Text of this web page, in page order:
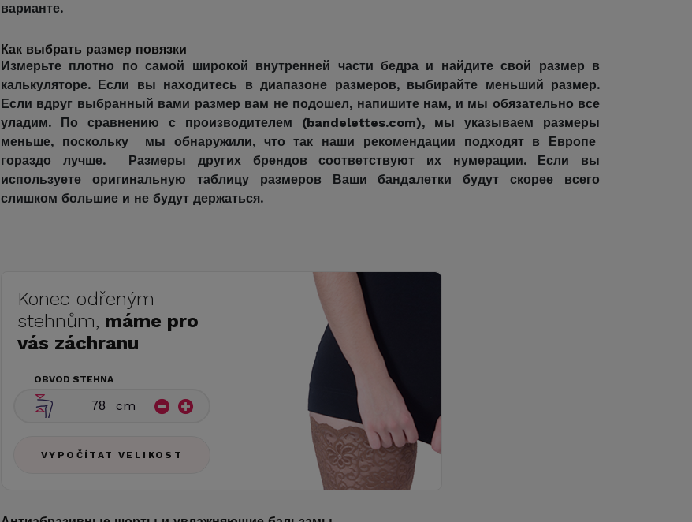
варианте.
Как выбрать размер повязки
Измерьте плотно по самой широкой внутренней части бедра и найдите свой размер в
калькуляторе. Если вы находитесь в диапазоне размеров, выбирайте меньший размер.
Если вдруг выбранный вами размер вам не подошел, напишите нам, и мы обязательно все
уладим. По сравнению с производителем (bandelettes.com), мы указываем размеры
меньше, поскольку мы обнаружили, что так наши рекомендации подходят в Европе
гораздо лучше. Размеры других брендов соответствуют их нумерации. Если вы
используете оригинальную таблицу размеров Ваши бандaлетки будут скорее всего
слишком большие и не будут держаться.
Konec odřeným
stehnům, máme pro
vás záchranu
OBVOD STEHNA
cm
VYPOČÍTAT VELIKOST